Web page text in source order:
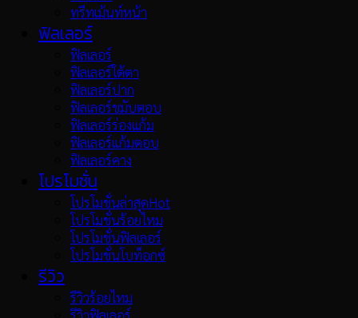
ทรีทเม้นท์หน้า
ฟิลเลอร์
ฟิลเลอร์
ฟิลเลอร์ใต้ตา
ฟิลเลอร์ปาก
ฟิลเลอร์ขมับตอบ
ฟิลเลอร์ร่องแก้ม
ฟิลเลอร์แก้มตอบ
ฟิลเลอร์คาง
โปรโมชั่น
โปรโมชั่นล่าสุด
โปรโมชั่นร้อยไหม
โปรโมชั่นฟิลเลอร์
โปรโมชั่นโบท็อกซ์
รีวิว
รีวิวร้อยไหม
รีวิวฟิลเลอร์